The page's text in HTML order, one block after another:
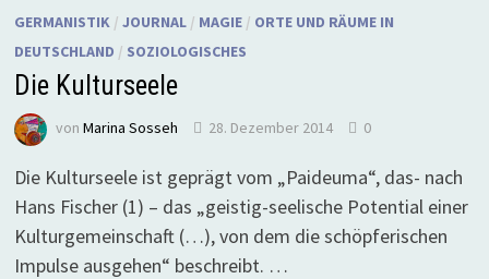
GERMANISTIK/ JOURNAL/ MAGIE/ ORTE UND RÄUME IN
DEUTSCHLAND / SOZIOLOGISCHES
Die Kulturseele
von Marina Sosseh 28. Dezember 2014 0
Die Kulturseele ist geprägt vom „Paideuma“, das- nach
Hans Fischer (1) – das „geistig-seelische Potential einer
Kulturgemeinschaft (…), von dem die schöpferischen
Impulse ausgehen“ beschreibt. …